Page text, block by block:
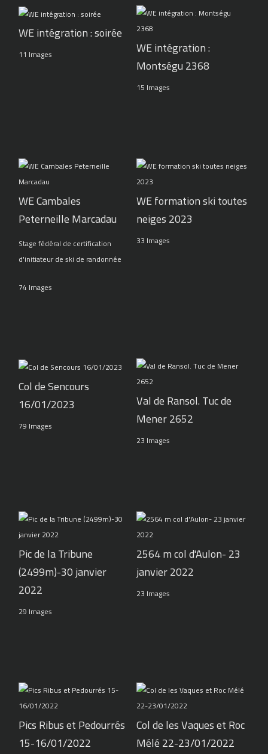
WE intégration : soirée
11 Images
WE intégration :
Montségu 2368
15 Images
WE Cambales
Peterneille Marcadau
Stage fédéral de certification
d'initiateur de ski de randonnée
74 Images
WE formation ski toutes
neiges 2023
33 Images
Col de Sencours
16/01/2023
79 Images
Val de Ransol. Tuc de
Mener 2652
23 Images
Pic de la Tribune
(2499m)-30 janvier
2022
29 Images
2564 m col d'Aulon- 23
janvier 2022
23 Images
Pics Ribus et Pedourrés
15-16/01/2022
Col de les Vaques et Roc
Mélé 22-23/01/2022